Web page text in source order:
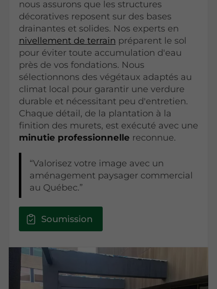
nous assurons que les structures
décoratives reposent sur des bases
drainantes et solides. Nos experts en
nivellement de terrain préparent le sol
pour éviter toute accumulation d'eau
près de vos fondations. Nous
sélectionnons des végétaux adaptés au
climat local pour garantir une verdure
durable et nécessitant peu d'entretien.
Chaque détail, de la plantation à la
finition des murets, est exécuté avec une
minutie professionnelle reconnue.
Valorisez votre image avec un
aménagement paysager commercial
au Québec.
Soumission